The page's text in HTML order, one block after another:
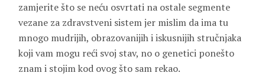
zamjerite što se neću osvrtati na ostale segmente
vezane za zdravstveni sistem jer mislim da ima tu
mnogo mudrijih, obrazovanijih i iskusnijih stručnjaka
koji vam mogu reći svoj stav, no o genetici ponešto
znam i stojim kod ovog što sam rekao.